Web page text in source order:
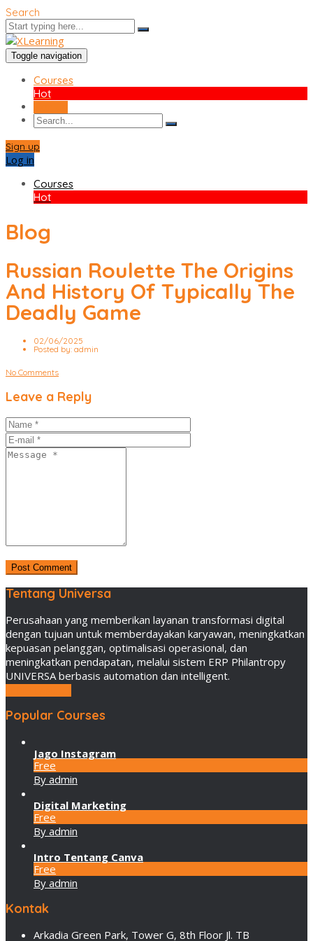
Search
Toggle navigation
Courses
Hot
Sign up
Log in
Courses
Hot
Blog
Russian Roulette The Origins
And History Of Typically The
Deadly Game
02/06/2025
Posted by: admin
No Comments
Leave a Reply
Tentang Universa
Perusahaan yang memberikan layanan transformasi digital
dengan tujuan untuk memberdayakan karyawan, meningkatkan
kepuasan pelanggan, optimalisasi operasional, dan
meningkatkan pendapatan, melalui sistem ERP Philantropy
UNIVERSA berbasis automation dan intelligent.
Popular Courses
Jago Instagram
Free
By admin
Digital Marketing
Free
By admin
Intro Tentang Canva
Free
By admin
Kontak
Arkadia Green Park, Tower G, 8th Floor Jl. TB